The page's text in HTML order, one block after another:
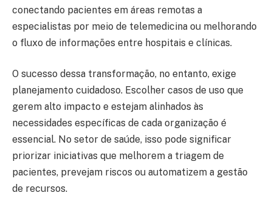
conectando pacientes em áreas remotas a
especialistas por meio de telemedicina ou melhorando
o fluxo de informações entre hospitais e clínicas.
O sucesso dessa transformação, no entanto, exige
planejamento cuidadoso. Escolher casos de uso que
gerem alto impacto e estejam alinhados às
necessidades específicas de cada organização é
essencial. No setor de saúde, isso pode significar
priorizar iniciativas que melhorem a triagem de
pacientes, prevejam riscos ou automatizem a gestão
de recursos.